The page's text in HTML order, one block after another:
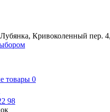
Кривоколенный пер.
товары 0
98